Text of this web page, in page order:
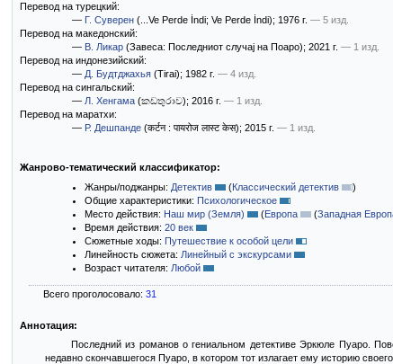
Перевод на турецкий:
— Г. Суверен (...Ve Perde İndi; Ve Perde İndi); 1976 г. — 5 изд.
Перевод на македонский:
— В. Ликар (Завеса: Последниот случаj на Поаро); 2021 г. — 1 изд.
Перевод на индонезийский:
— Д. Будтджахья (Tirai); 1982 г. — 4 изд.
Перевод на сингальский:
— Л. Хенгама (කඩතුරාව); 2016 г. — 1 изд.
Перевод на маратхи:
— Р. Дешпанде (कर्टन : पायरोज लास्ट केस); 2015 г. — 1 изд.
Жанрово-тематический классификатор:
Жанры/поджанры: Детектив (Классический детектив
)
Общие характеристики: Психологическое
Место действия: Наш мир (Земля) (Европа (Западная
Время действия: 20 век
Сюжетные ходы: Путешествие к особой цели
Линейность сюжета: Линейный с экскурсами
Возраст читателя: Любой
Всего проголосовало: 31
Аннотация:
Последний из романов о гениальном детективе Эркюле Пуаро.
недавно скончавшегося Пуаро, в котором тот излагает ему историю